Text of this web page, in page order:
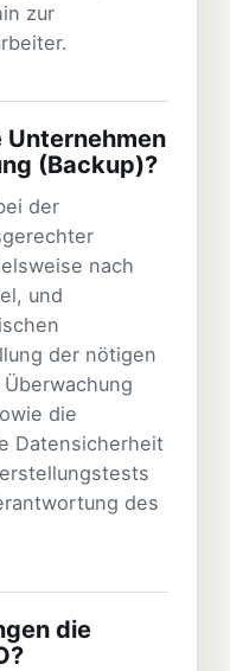
zur
(Backup)?
der
nach
und
der nötigen
die
Datensicherheit
des
die